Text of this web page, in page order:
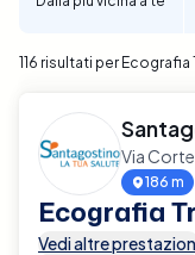
veloce. Prenota
femminile
116 risultati per
Via
186 m
Ecografia
Vedi altre